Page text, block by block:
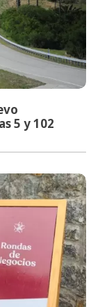
5 y 102